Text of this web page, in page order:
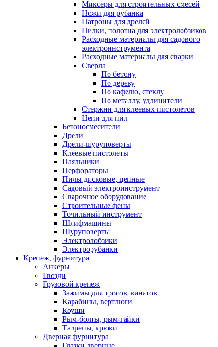
Миксеры для строительных смесей
Ножи для рубанка
Патроны для дрелей
Пилки, полотна для электролобзиков
Расходные материалы для садового
электроинструмента
Расходные материалы для сварки
Сверла
По бетону
По дереву
По кафелю, стеклу
По металлу, удлинители
Стержни для клеевых пистолетов
Цепи для пил
Бетоносмесители
Дрели
Дрели-шуруповерты
Клеевые пистолеты
Паяльники
Перфораторы
Пилы дисковые, цепные
Садовый электроинструмент
Сварочное оборудование
Строительные фены
Точильный инструмент
Шлифмашины
Шуруповерты
Электролобзики
Электрорубанки
Крепеж, фурнитура
Анкеры
Гвозди
Грузовой крепеж
Зажимы для тросов, канатов
Карабины, вертлюги
Коуши
Рым-болты, рым-гайки
Талрепы, крюки
Дверная фурнитура
Глазки дверные